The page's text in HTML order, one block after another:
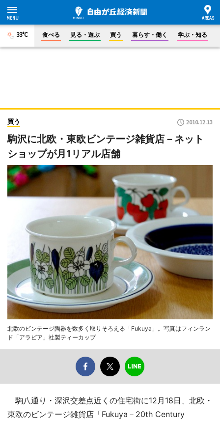
33°C 食べる 見る・遊ぶ 買う 暮らす・働く 学ぶ・知る
買う 2010.12.13
駒沢に北欧・東欧ビンテージ雑貨店－ネット
ショップが月1リアル店舗
北欧のビンテージ陶器を数多く取りそろえる「Fukuya」。写真はフィンラン
ド「アラビア」社製ティーカップ
駒八通り・深沢交差点近くの住宅街に12月18日、北欧・
東欧のビンテージ雑貨店「Fukuya－20th Century